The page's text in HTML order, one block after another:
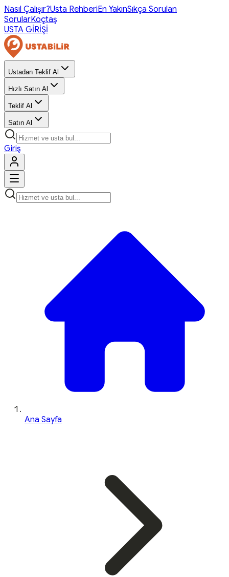
Nasıl Çalışır?Usta RehberiEn YakınSıkça Sorulan
SorularKoçtaş
USTA GİRİŞİ
Ustadan Teklif Al
Hızlı Satın Al
Teklif Al
Satın Al
Giriş
Ana Sayfa